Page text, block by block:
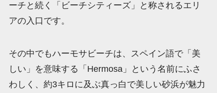
ーチと続く「ビーチシティーズ」と称されるエリ
アの入口です。
その中でもハーモサビーチは、スペイン語で「美
しい」を意味する「Hermosa」という名前にふさ
わしく、約3キロに及ぶ真っ白で美しい砂浜が魅力